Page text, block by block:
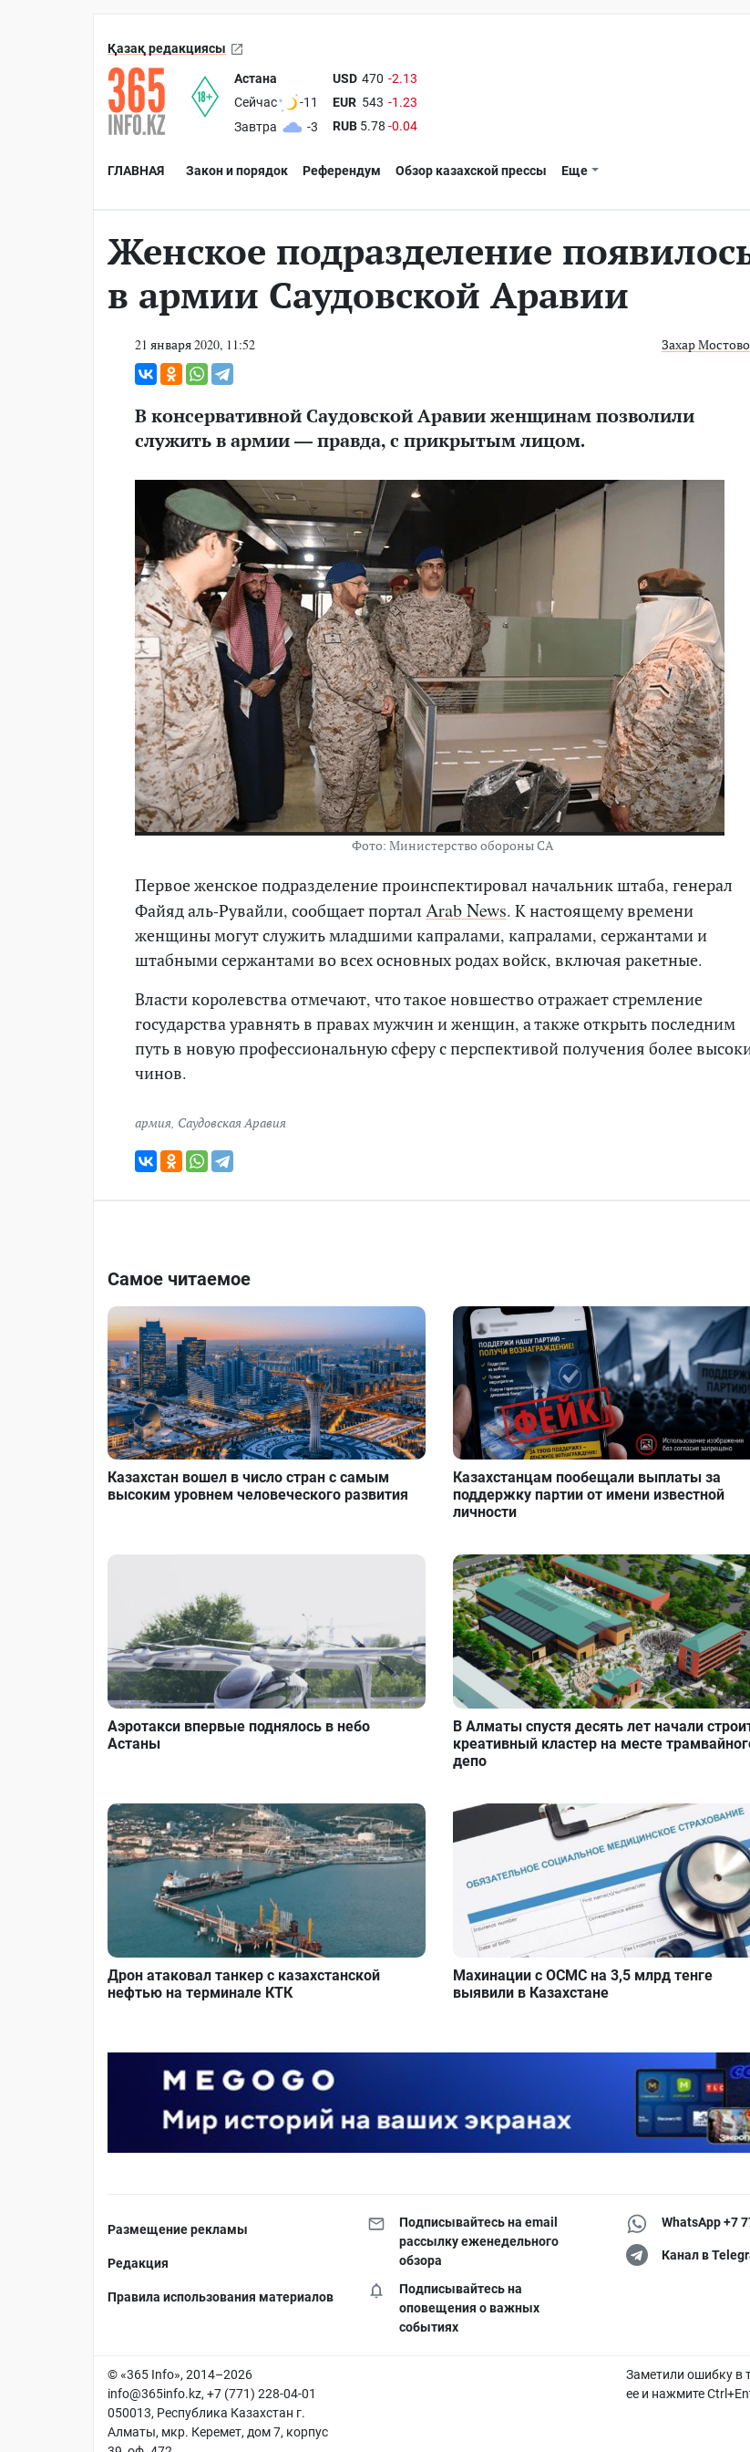
Қазақ редакциясы
Астана
Сейчас
-11
Завтра
-3
USD 470 -2.13
EUR 543 -1.23
RUB 5.78 -0.04
ГЛАВНАЯ Закон и порядок Референдум Обзор казахской прессы Еще
Женское подразделение
в армии Саудовской Аравии
21 января 2020, 11:52 Захар
В консервативной Саудовской Аравии женщинам позволили
служить в армии — правда, с прикрытым лицом.
Фото: Министерство обороны СА
Первое женское подразделение проинспектировал начальник штаба, генерал
Файяд аль-Рувайли, сообщает портал Arab News. К настоящему времени
женщины могут служить младшими капралами, капралами, сержантами и
штабными сержантами во всех основных родах войск, включая ракетные.
Власти королевства отмечают, что такое новшество отражает стремление
государства уравнять в правах мужчин и женщин, а также открыть последним
путь в новую профессиональную сферу с перспективой получения более
чинов.
армия Саудовская Аравия
Самое читаемое
Казахстан вошел в число стран с самым
высоким уровнем человеческого развития
Казахстанцам пообещали выплаты за
поддержку партии от имени известной
личности
Аэротакси впервые поднялось в небо
Астаны
В Алматы спустя десять лет начали
креативный кластер на месте
депо
Дрон атаковал танкер с казахстанской
нефтью на терминале КТК
Махинации с ОСМС на 3,5 млрд тенге
выявили в Казахстане
Размещение рекламы
Редакция
Правила использования материалов
Подписывайтесь на email
рассылку еженедельного
обзора
Подписывайтесь на
оповещения о важных
событиях
WhatsApp +7
Канал в
© «365 Info», 2014–2026
info@365info.kz, +7 (771) 228-04-01
050013, Республика Казахстан г.
Алматы, мкр. Керемет, дом 7, корпус
Заметили ошибку в
ее и нажмите